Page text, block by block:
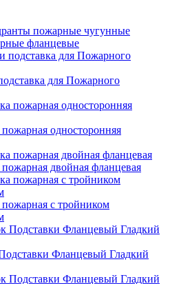
пожарные чугунные
фланцевые
для Пожарного
односторонняя
двойная фланцевая
с тройником
Фланцевый Гладкий